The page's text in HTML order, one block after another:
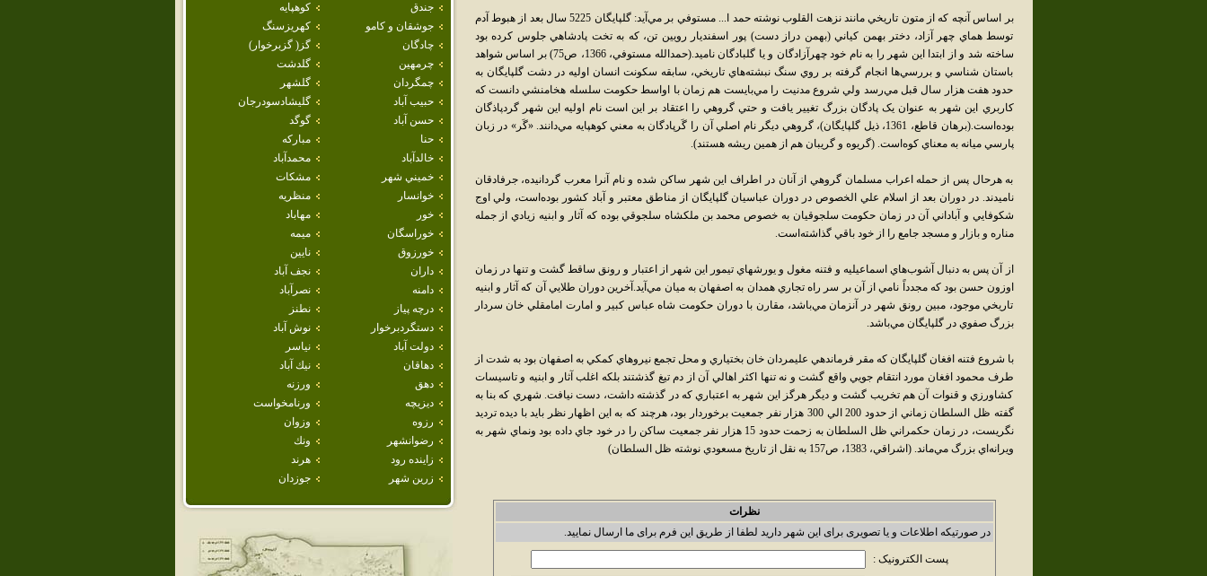
جندق
كوهپايه
جوشقان و كامو
كهريزسنگ
چادگان
گز( گزبرخوار)
چرمهين
گلدشت
چمگردان
گلشهر
حبيب آباد
گليشادسودرجان
حسن آباد
گوگد
حنا
مباركه
خالدآباد
محمدآباد
خميني شهر
مشكات
خوانسار
منظريه
خور
مهاباد
خوراسگان
ميمه
خورزوق
نايين
داران
نجف آباد
دامنه
نصرآباد
درچه پياز
نطنز
دستگردبرخوار
نوش آباد
دولت آباد
نياسر
دهاقان
نيك آباد
دهق
ورزنه
ديزيچه
ورنامخواست
رزوه
وزوان
رضوانشهر
ونك
زاينده رود
هرند
زرين شهر
جوزدان
بر اساس آنچه که از متون تاريخي مانند نزهت القلوب نوشته حمد ا... مستوفي بر مي‌آيد: گلپايگان 5225 سال بعد از هبوط آدم
توسط هماي چهر آزاد، دختر بهمن کياني (بهمن دراز دست) پور اسفنديار رويين تن، که به تخت پادشاهي جلوس کرده بود
ساخته شد و از ابتدا اين شهر را به نام خود چهرآزادگان و يا گلبادگان ناميد.(حمدالله مستوفي، 1366، ص75) بر اساس شواهد
باستان شناسي و بررسي‌ها انجام گرفته بر روي سنگ نبشته‌هاي تاريخي، سابقه سکونت انسان اوليه در دشت گلپايگان به
حدود هفت هزار سال قبل مي‌رسد ولي شروع مدنيت را مي‌بايست هم زمان با اواسط حکومت سلسله هخامنشي دانست که
کاربري اين شهر به عنوان يک پادگان بزرگ تغيير يافت و حتي گروهي را اعتقاد بر اين است نام اوليه اين شهر گردپاذگان
بوده‌است.(برهان قاطع، 1361، ذيل گلپايگان)، گروهي ديگر نام اصلي آن را گَرپادگان به معني کوهپايه مي‌دانند. «گَر» در زبان
پارسي ميانه به معناي کوه‌است. (گريوه و گريبان هم از همين ريشه هستند).
به هرحال پس از حمله اعراب مسلمان گروهي از آنان در اطراف اين شهر ساکن شده و نام آنرا معرب گردانيده، جرفادقان
ناميدند. در دوران بعد از اسلام علي الخصوص در دوران عباسيان گلپايگان از مناطق معتبر و آباد کشور بوده‌است، ولي اوج
شکوفايي و آباداني آن در زمان حکومت سلجوقيان به خصوص محمد بن ملکشاه سلجوقي بوده که آثار و ابنيه زيادي از جمله
مناره و بازار و مسجد جامع را از خود باقي گذاشته‌است.
از آن پس به دنبال آشوب‌هاي اسماعيليه و فتنه مغول و يورشهاي تيمور اين شهر از اعتبار و رونق ساقط گشت و تنها در زمان
اوزون حسن بود که مجدداً نامي از آن بر سر راه تجاري همدان به اصفهان به ميان مي‌آيد.آخرين دوران طلايي آن که آثار و ابنيه
تاريخي موجود، مبين رونق شهر در آنزمان مي‌باشد، مقارن با دوران حکومت شاه عباس کبير و امارت امامقلي خان سردار
بزرگ صفوي در گلپايگان مي‌باشد.
با شروع فتنه افغان گلپايگان که مقر فرماندهي عليمردان خان بختياري و محل تجمع نيروهاي کمکي به اصفهان بود به شدت از
طرف محمود افغان مورد انتقام جويي واقع گشت و نه تنها اکثر اهالي آن از دم تيغ گذشتند بلکه اغلب آثار و ابنيه و تاسيسات
کشاورزي و قنوات آن هم تخريب گشت و ديگر هرگز اين شهر به اعتباري که در گذشته داشت، دست نيافت. شهري که بنا به
گفته ظل السلطان زماني از حدود 200 الي 300 هزار نفر جمعيت برخوردار بود، هرچند که به اين اظهار نظر بايد با ديده ترديد
نگريست، در زمان حکمراني ظل السلطان به زحمت حدود 15 هزار نفر جمعيت ساکن را در خود جاي داده بود ونماي شهر به
ويرانه‌اي بزرگ مي‌ماند. (اشراقي، 1383، ص157 به نقل از تاريخ مسعودي نوشته ظل السلطان)
نظرات
در صورتیکه اطلاعات و یا تصویری برای این شهر دارید لطفا از طریق این فرم برای ما ارسال نمایید.
پست الکترونیک :